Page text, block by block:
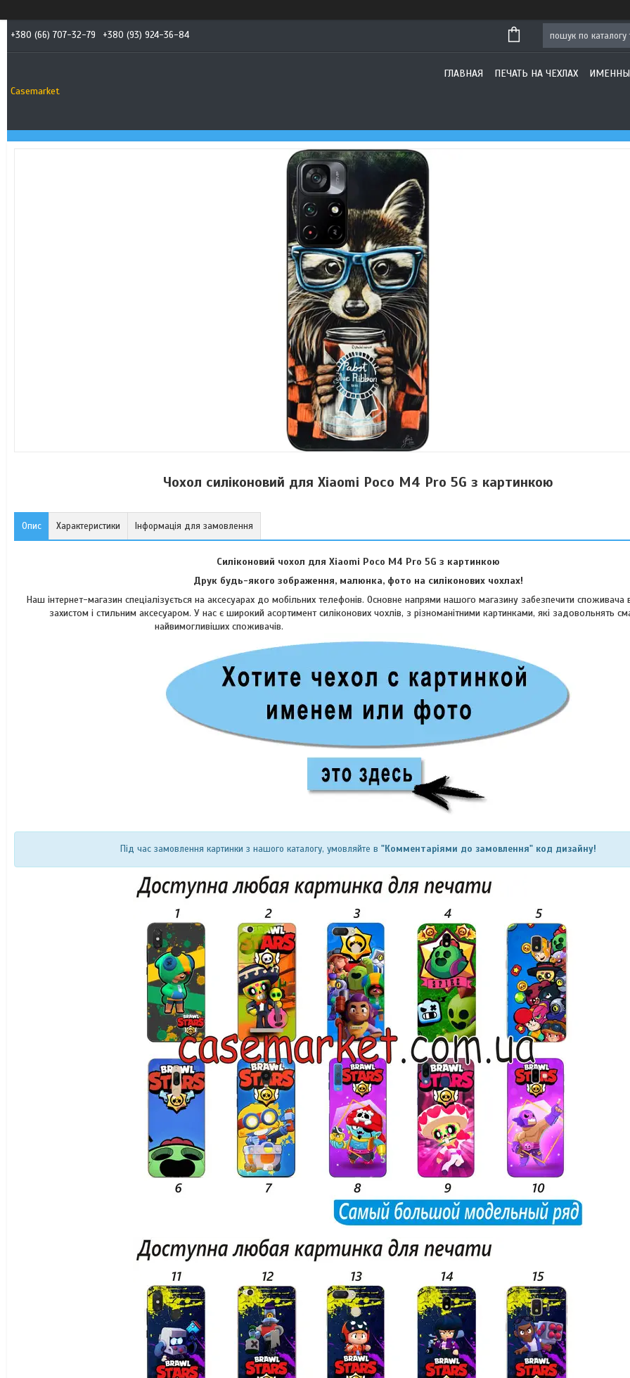
+380 (66) 707-32-79 +380 (93) 924-36-84
Casemarket
ГЛАВНАЯ ПЕЧАТЬ НА ЧЕХЛАХ
Чохол силіконовий для Xiaomi Poco M4 Pro 5G з картинкою
Опис Характеристики Інформація для замовлення
Силіконовий чохол для Xiaomi Poco M4 Pro 5G з картинкою
Друк будь-якого зображення, малюнка, фото на силіконових чохлах!
Наш інтернет-магазин спеціалізується на аксесуарах до мобільних телефонів. Основне напрями нашого магазину забезпечити споживача
захистом і стильним аксесуаром. У нас є широкий асортимент силіконових чохлів, з різноманітними картинками, які задовольнять
найвимогливіших споживачів.
Під час замовлення картинки з нашого каталогу, умовляйте в "Комментаріями до замовлення" код дизайну!